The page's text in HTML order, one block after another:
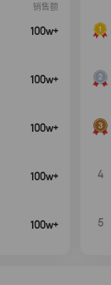
销售额
100w+
100w+
100w+
100w+
100w+
4
5